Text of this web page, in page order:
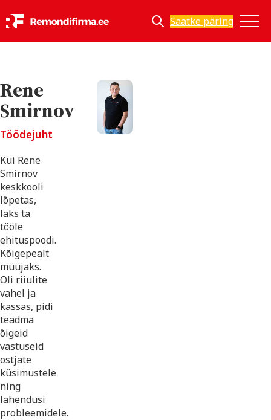
Saatke päring
Rene
Smirnov
Töödejuht
Kui Rene
Smirnov
keskkooli
lõpetas,
läks ta
tööle
ehituspoodi.
Kõigepealt
müüjaks.
Oli riiulite
vahel ja
kassas, pidi
teadma
õigeid
vastuseid
ostjate
küsimustele
ning
lahendusi
probleemidele.